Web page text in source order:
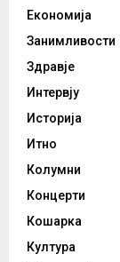
Економија
Занимливости
Здравје
Интервју
Историја
Итно
Колумни
Концерти
Кошарка
Култура